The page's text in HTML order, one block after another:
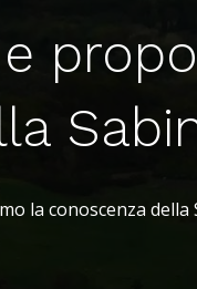
la conoscenza della